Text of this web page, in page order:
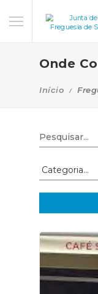
Onde
Início